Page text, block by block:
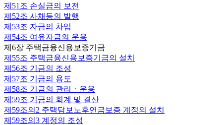
제51조 손실금의 보전
제52조 사채등의 발행
제53조 자금의 차입
제54조 여유자금의 운용
제6장 주택금융신용보증기금
제55조 주택금융신용보증기금의 설치
제56조 기금의 조성
제57조 기금의 용도
제58조 기금의 관리ㆍ운용
제59조 기금의 회계 및 결산
제59조의2 주택담보노후연금보증 계정의 설치
제59조의3 계정의 조성